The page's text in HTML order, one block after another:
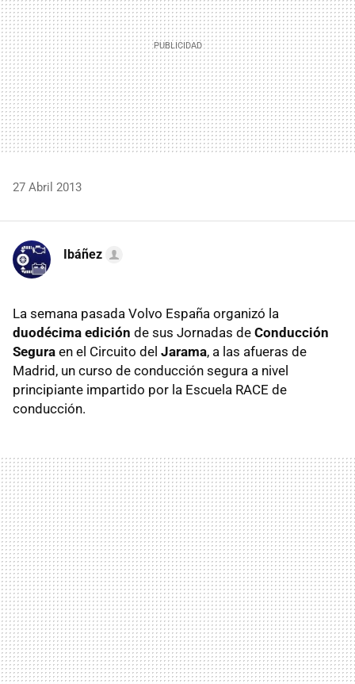
27 Abril 2013
Ibáñez
La semana pasada Volvo España organizó la
duodécima edición de sus Jornadas de Conducción
Segura en el Circuito del Jarama, a las afueras de
Madrid, un curso de conducción segura a nivel
principiante impartido por la Escuela RACE de
conducción.